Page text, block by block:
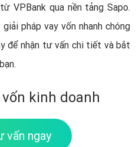
VPBank qua nền tảng Sapo.
pháp vay vốn nhanh chóng
để nhận tư vấn chi tiết và bắt
kinh doanh
vấn ngay